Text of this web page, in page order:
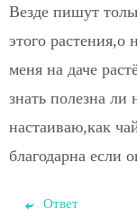
Везде пишут
этого растения,о
меня на даче
знать полезна ли
настаиваю,как
благодарна если
Ответ